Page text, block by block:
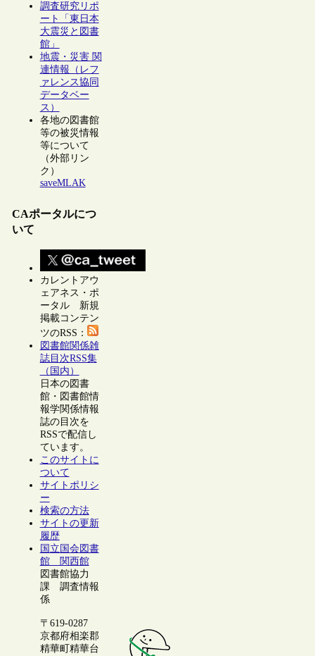
調査研究リポ
ート「東日本
大震災と図書
館」
地震・災害 関
連情報（レフ
ァレンス協同
データベー
ス）
各地の図書館
等の被災情報
等について
（外部リン
ク）
saveMLAK
CAポータルにつ
いて
カレントアウ
ェアネス・ポ
ータル 新規
掲載コンテン
ツのRSS：
図書館関係雑
誌目次RSS集
（国内）
日本の図書
館・図書館情
報学関係情報
誌の目次を
RSSで配信し
ています。
このサイトに
ついて
サイトポリシ
ー
検索の方法
サイトの更新
履歴
国立国会図書
館 関西館
図書館協力
課 調査情報
係
〒619-0287
京都府相楽郡
精華町精華台